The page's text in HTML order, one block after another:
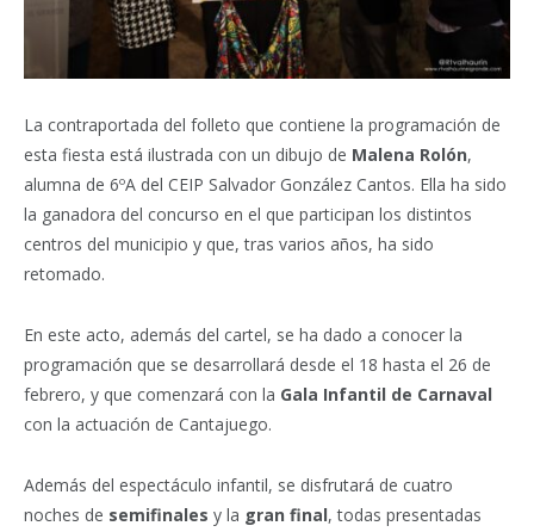
La contraportada del folleto que contiene la programación de
esta fiesta está ilustrada con un dibujo de Malena Rolón,
alumna de 6ºA del CEIP Salvador González Cantos. Ella ha sido
la ganadora del concurso en el que participan los distintos
centros del municipio y que, tras varios años, ha sido
retomado.
En este acto, además del cartel, se ha dado a conocer la
programación que se desarrollará desde el 18 hasta el 26 de
febrero, y que comenzará con la Gala Infantil de Carnaval
con la actuación de Cantajuego.
Además del espectáculo infantil, se disfrutará de cuatro
noches de semifinales y la gran final, todas presentadas